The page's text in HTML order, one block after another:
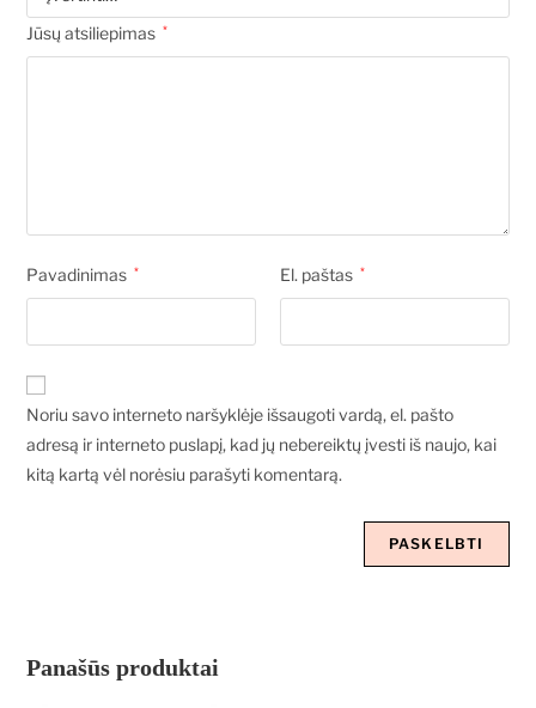
Jūsų atsiliepimas *
Pavadinimas * El. paštas *
Noriu savo interneto naršyklėje išsaugoti vardą, el. pašto
adresą ir interneto puslapį, kad jų nebereiktų įvesti iš naujo, kai
kitą kartą vėl norėsiu parašyti komentarą.
Panašūs produktai